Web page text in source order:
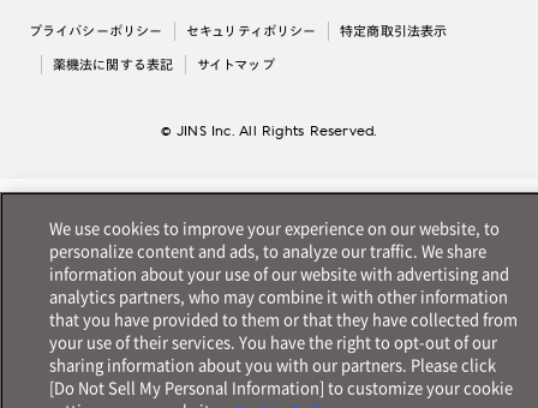
出店について
プライバシーポリシー セキュリティポリシー 特定商取引法表示
薬機法に関する表記 サイトマップ
© JINS Inc. All Rights Reserved.
We use cookies to improve your experience on our website, to
personalize content and ads, to analyze our traffic. We share
information about your use of our website with advertising and
analytics partners, who may combine it with other information
that you have provided to them or that they have collected from
your use of their services. You have the right to opt-out of our
sharing information about you with our partners. Please click
[Do Not Sell My Personal Information] to customize your cookie